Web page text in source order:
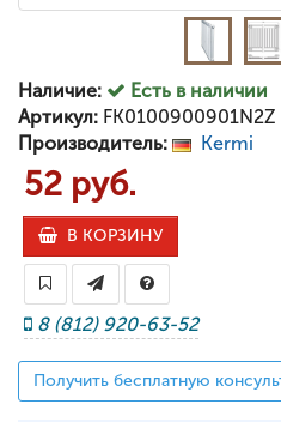
Наличие:
Есть в наличии
Артикул: FK0100900901N2Z
Производитель:
Kermi
52 руб.
В КОРЗИНУ
8 (812) 920-63-52
Получить бесплатную